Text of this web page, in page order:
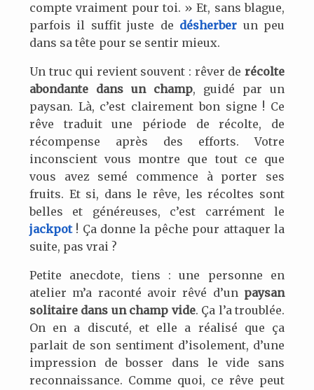
compte vraiment pour toi. » Et, sans blague,
parfois il suffit juste de désherber un peu
dans sa tête pour se sentir mieux.
Un truc qui revient souvent : rêver derécolte
abondante dans un champ, guidé par un
paysan. Là, c’est clairement bon signe ! Ce
rêve traduit une période de récolte, de
récompense après des efforts. Votre
inconscient vous montre que tout ce que
vous avez semé commence à porter ses
fruits. Et si, dans le rêve, les récoltes sont
belles et généreuses, c’est carrément le
jackpot! Ça donne la pêche pour attaquer la
suite, pas vrai ?
Petite anecdote, tiens : une personne en
atelier m’a raconté avoir rêvé d’un paysan
solitaire dans un champ vide. Ça l’a troublée.
On en a discuté, et elle a réalisé que ça
parlait de son sentiment d’isolement, d’une
impression de bosser dans le vide sans
reconnaissance. Comme quoi, ce rêve peut